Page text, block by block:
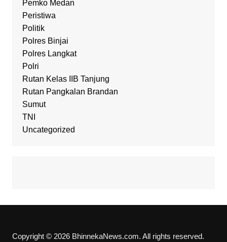
Pemko Medan
Peristiwa
Politik
Polres Binjai
Polres Langkat
Polri
Rutan Kelas IIB Tanjung
Rutan Pangkalan Brandan
Sumut
TNI
Uncategorized
Copyright © 2026 BhinnekaNews.com. All rights reserved.